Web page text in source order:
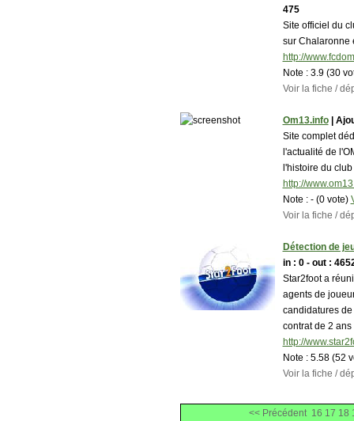
475
Site officiel du
sur Chalaronne
http://
Note : 3.9 (30
Voir la fiche /
Om13.info|
Site complet
l'actualité de
l'histoire du
http://
Note : - (0 vote)
Voir la fiche /
Détection de
in : 0 - out :
Star2foot a
agents de
candidatures
contrat de 2
http://
Note : 5.58 (52
Voir la fiche /
<< Précédent 16 17 18